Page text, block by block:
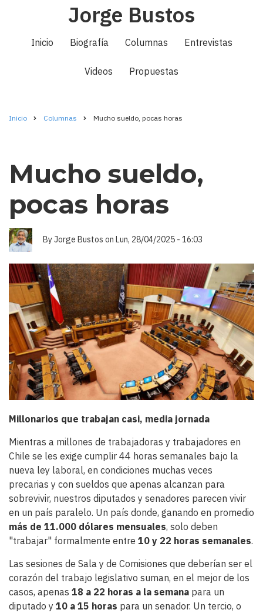
contenido
principal
Jorge Bustos
principal
Inicio Biografía Columnas Entrevistas
Videos Propuestas
navegación
Inicio Columnas Mucho sueldo, pocas horas
Mucho sueldo,
pocas horas
ByJorge Bustos on Lun, 28/04/2025 - 16:03
Imagen
principal
Body
Millonarios que trabajan casi, media jornada
Mientras a millones de trabajadoras y trabajadores en
Chile se les exige cumplir 44 horas semanales bajo la
nueva ley laboral, en condiciones muchas veces
precarias y con sueldos que apenas alcanzan para
sobrevivir, nuestros diputados y senadores parecen vivir
en un país paralelo. Un país donde, ganando en promedio
más de 11.000 dólares mensuales, solo deben
"trabajar" formalmente entre 10 y 22 horas semanales.
Las sesiones de Sala y de Comisiones que deberían ser el
corazón del trabajo legislativo suman, en el mejor de los
casos, apenas 18 a 22 horas a la semana para un
diputado y 10 a 15 horas para un senador. Un tercio, o